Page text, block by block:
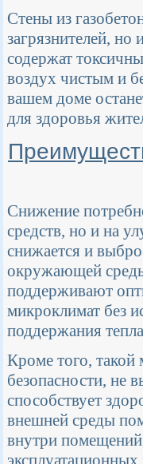
Стены из
загрязнителей,
содержат
воздух чистым и
вашем доме
для здоровья
Снижение
средств, но и на
снижается и
окружающей
поддерживают
микроклимат без
поддержания
Кроме того, такой
безопасности, не
способствует
внешней среды
внутри